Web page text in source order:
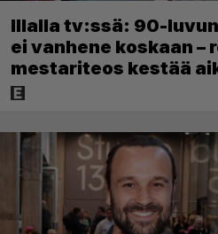
Illalla tv:ssä: 90-
ei vanhene koskaan –
mestariteos kestää